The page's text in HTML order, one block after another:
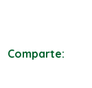
Comparte: